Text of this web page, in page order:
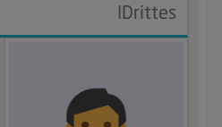
IDrittes